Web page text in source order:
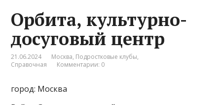
Орбита, культурно-
досуговый центр
21.06.2024 Москва, Подростковые клубы,
Справочная
Комментарии: 0
город: Москва